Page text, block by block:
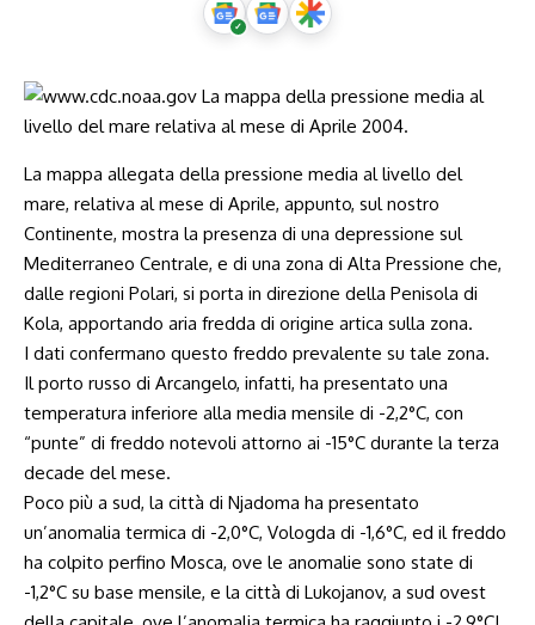
La mappa allegata della pressione media al livello del
mare, relativa al mese di Aprile, appunto, sul nostro
Continente, mostra la presenza di una depressione sul
Mediterraneo Centrale, e di una zona di Alta Pressione che,
dalle regioni Polari, si porta in direzione della Penisola di
Kola, apportando aria fredda di origine artica sulla zona.
I dati confermano questo freddo prevalente su tale zona.
Il porto russo di Arcangelo, infatti, ha presentato una
temperatura inferiore alla media mensile di -2,2°C, con
“punte” di freddo notevoli attorno ai -15°C durante la terza
decade del mese.
Poco più a sud, la città di Njadoma ha presentato
un’anomalia termica di -2,0°C, Vologda di -1,6°C, ed il freddo
ha colpito perfino Mosca, ove le anomalie sono state di
-1,2°C su base mensile, e la città di Lukojanov, a sud ovest